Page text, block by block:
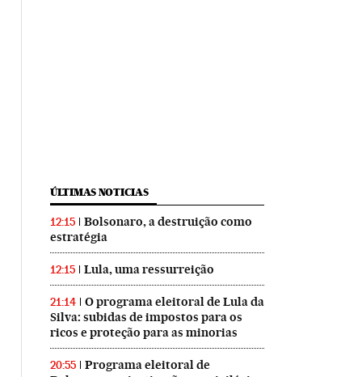
ÚLTIMAS NOTICIAS
12:15
Bolsonaro, a destruição como
estratégia
12:15 Lula, uma ressurreição
21:14
O programa eleitoral de Lula da
Silva: subidas de impostos para os
ricos e proteção para as minorias
20:55
Programa eleitoral de